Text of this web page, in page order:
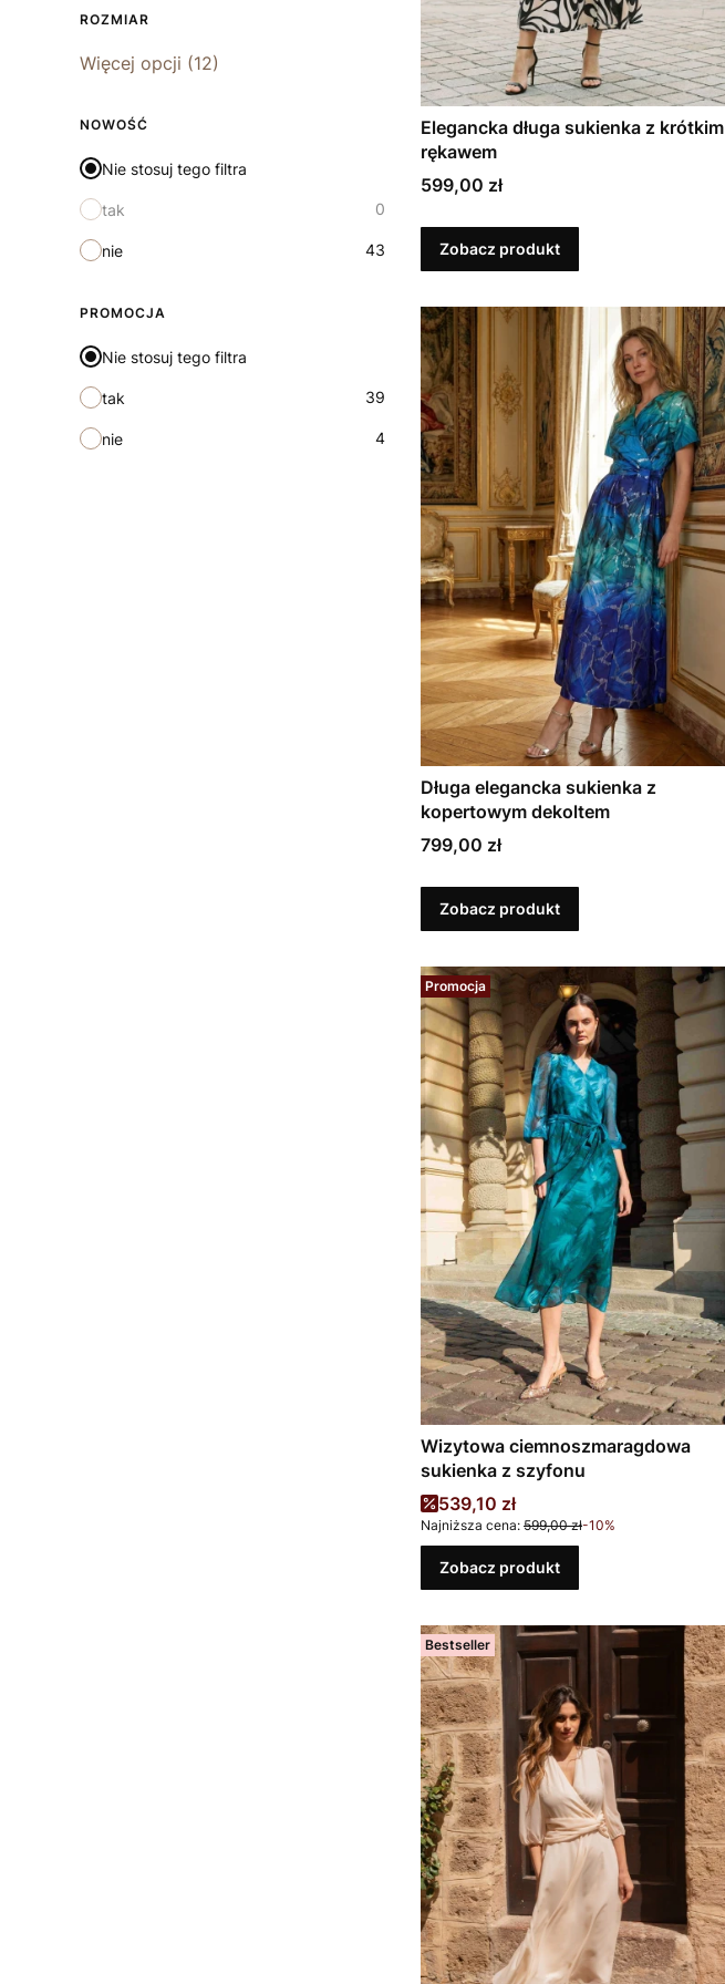
ROZMIAR
Rozmiar
Więcej opcji (12)
NOWOŚĆ
Nie stosuj tego filtra
tak 0
nie 43
PROMOCJA
Nie stosuj tego filtra
tak 39
nie 4
Elegancka długa sukienka z krótkim
rękawem
Cena
599,00 zł
Zobacz produkt
Długa elegancka sukienka z
kopertowym dekoltem
Cena
799,00 zł
Zobacz produkt
Promocja
Wizytowa ciemnoszmaragdowa
sukienka z szyfonu
Cena promocyjna
539,10 zł
Najniższa cena: 599,00 zł-10%
Zobacz produkt
Bestseller